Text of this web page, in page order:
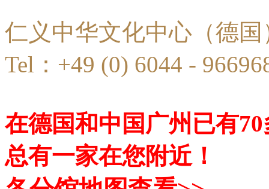
仁义中华文化中心（德国
Tel：+49 (0) 6044 -
在德国和中国广州已有
总有一家在您附近！